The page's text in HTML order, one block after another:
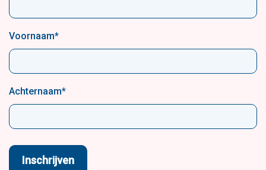
Voornaam*
Achternaam*